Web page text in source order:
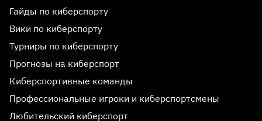
Гайды по киберспорту
Вики по киберспорту
Турниры по киберспорту
Прогнозы на киберспорт
Киберспортивные команды
Профессиональные игроки и киберспортсмены
Любительский киберспорт